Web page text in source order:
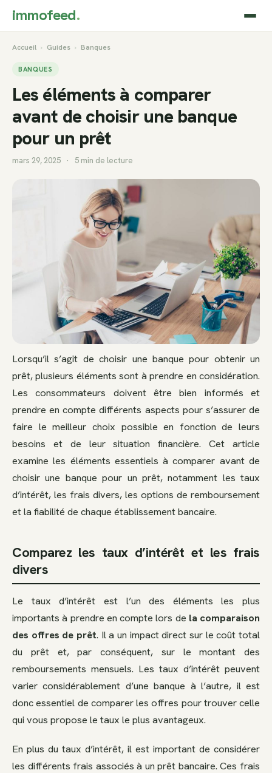
immofeed.
Accueil › Guides › Banques
BANQUES
Les éléments à comparer
avant de choisir une banque
pour un prêt
mars 29, 2025 · 5 min de lecture
Lorsqu’il s’agit de choisir une banque pour obtenir un
prêt, plusieurs éléments sont à prendre en considération.
Les consommateurs doivent être bien informés et
prendre en compte différents aspects pour s’assurer de
faire le meilleur choix possible en fonction de leurs
besoins et de leur situation financière. Cet article
examine les éléments essentiels à comparer avant de
choisir une banque pour un prêt, notamment les taux
d’intérêt, les frais divers, les options de remboursement
et la fiabilité de chaque établissement bancaire.
Comparez les taux d’intérêt et les frais
divers
Le taux d’intérêt est l’un des éléments les plus
importants à prendre en compte lors de la comparaison
des offres de prêt. Il a un impact direct sur le coût total
du prêt et, par conséquent, sur le montant des
remboursements mensuels. Les taux d’intérêt peuvent
varier considérablement d’une banque à l’autre, il est
donc essentiel de comparer les offres pour trouver celle
qui vous propose le taux le plus avantageux.
En plus du taux d’intérêt, il est important de considérer
les différents frais associés à un prêt bancaire. Ces frais